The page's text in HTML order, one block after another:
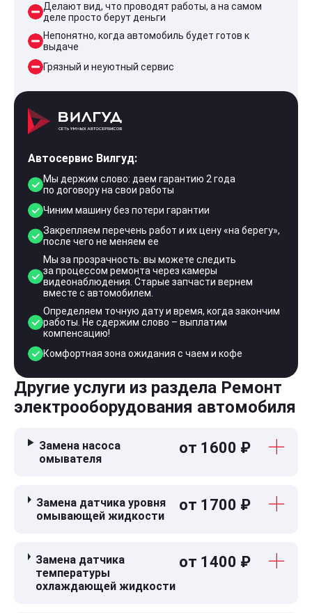
Делают вид, что проводят работы, а на самом
деле просто берут деньги
Непонятно, когда автомобиль будет готов к
выдаче
Грязный и неуютный сервис
Автосервис Вилгуд:
Мы держим слово: даем гарантию 2 года
по договору на свои работы
Чиним машину без потери гарантии
Закрепляем перечень работ и их цену «на берегу»,
после чего не меняем ее
Мы за прозрачность: вы можете следить
за процессом ремонта через камеры
видеонаблюдения. Старые запчасти вернем
вместе с автомобилем.
Определяем точную дату и время, когда закончим
работы. Не сдержим слово – выплатим
компенсацию!
Комфортная зона ожидания с чаем и кофе
Другие услуги из раздела Ремонт
электрооборудования автомобиля
Замена насоса
омывателя
от 1600 ₽
Замена датчика уровня
омывающей жидкости
от 1700 ₽
Замена датчика
температуры
охлаждающей жидкости
от 1400 ₽